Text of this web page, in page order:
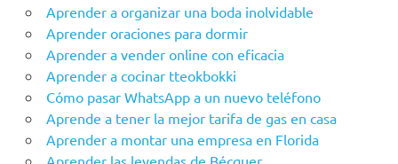
Aprender a organizar una boda inolvidable
Aprender oraciones para dormir
Aprender a vender online con eficacia
Aprender a cocinar tteokbokki
Cómo pasar WhatsApp a un nuevo teléfono
Aprende a tener la mejor tarifa de gas en casa
Aprender a montar una empresa en Florida
Aprender las leyendas de Bécquer